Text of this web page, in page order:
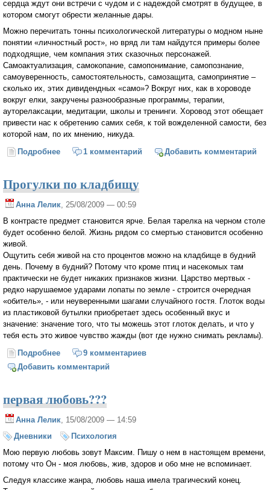
сердца ждут они встречи с чудом и с надеждой смотрят в будущее, в
котором смогут обрести желанные дары.
Можно перечитать тонны психологической литературы о модном ныне
понятии «личностный рост», но вряд ли там найдутся примеры более
подходящие, чем компания этих сказочных персонажей.
Самоактуализация, самокопание, самопонимание, самопознание,
самоуверенность, самостоятельность, самозащита, самопринятие –
сколько их, этих дивидендных «само»? Вокруг них, как в хороводе
вокруг елки, закручены разнообразные программы, терапии,
ауторелаксации, медитации, школы и тренинги. Хоровод этот обещает
привести нас к обретению самих себя, к той вожделенной самости, без
которой нам, по их мнению, никуда.
Подробнее о Мы в город изумрудный идем дорогой трудной
1 комментарий Добавить комментарий
Прогулки по кладбищу
Анна Лелик, 25/08/2009 — 00:59
В контрасте предмет становится ярче. Белая тарелка на черном столе
будет особенно белой. Жизнь рядом со смертью становится особенно
живой.
Ощутить себя живой на сто процентов можно на кладбище в будний
день. Почему в будний? Потому что кроме птиц и насекомых там
практически не будет никаких признаков жизни. Царство мертвых -
редко нарушаемое ударами лопаты по земле - строится очередная
«обитель», - или неуверенными шагами случайного гостя. Глоток воды
из пластиковой бутылки приобретает здесь особенный вкус и
значение: значение того, что ты можешь этот глоток делать, и что у
тебя есть это живое чувство жажды (вот где нужно снимать рекламы).
Подробнее о Прогулки по кладбищу
9 комментариев
Добавить комментарий
первая любовь???
Анна Лелик, 15/08/2009 — 14:59
Дневники
Психология
Мою первую любовь зовут Максим. Пишу о нем в настоящем времени,
потому что Он - моя любовь, жив, здоров и обо мне не вспоминает.
Следуя классике жанра, любовь наша имела трагический конец.